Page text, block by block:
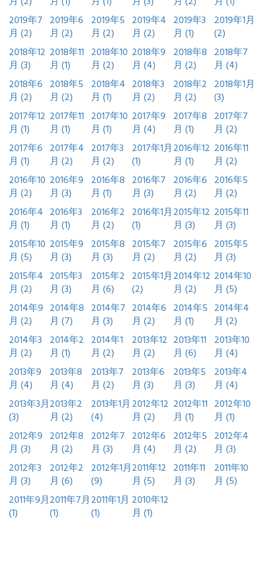
2019年7
月 (2)
2019年6
月 (2)
2019年5
月 (2)
2019年4
月 (2)
2019年3
月 (1)
2019年1月
(2)
2018年12
月 (3)
2018年11
月 (1)
2018年10
月 (2)
2018年9
月 (4)
2018年8
月 (2)
2018年7
月 (4)
2018年6
月 (2)
2018年5
月 (2)
2018年4
月 (1)
2018年3
月 (2)
2018年2
月 (2)
2018年1月
(3)
2017年12
月 (1)
2017年11
月 (1)
2017年10
月 (1)
2017年9
月 (4)
2017年8
月 (1)
2017年7
月 (2)
2017年6
月 (1)
2017年4
月 (2)
2017年3
月 (2)
2017年1月
(1)
2016年12
月 (1)
2016年11
月 (2)
2016年10
月 (2)
2016年9
月 (3)
2016年8
月 (1)
2016年7
月 (3)
2016年6
月 (2)
2016年5
月 (2)
2016年4
月 (1)
2016年3
月 (1)
2016年2
月 (2)
2016年1月
(1)
2015年12
月 (3)
2015年11
月 (3)
2015年10
月 (5)
2015年9
月 (3)
2015年8
月 (3)
2015年7
月 (2)
2015年6
月 (2)
2015年5
月 (3)
2015年4
月 (2)
2015年3
月 (3)
2015年2
月 (6)
2015年1月
(2)
2014年12
月 (2)
2014年10
月 (5)
2014年9
月 (2)
2014年8
月 (7)
2014年7
月 (3)
2014年6
月 (2)
2014年5
月 (1)
2014年4
月 (2)
2014年3
月 (2)
2014年2
月 (1)
2014年1
月 (2)
2013年12
月 (2)
2013年11
月 (6)
2013年10
月 (4)
2013年9
月 (4)
2013年8
月 (4)
2013年7
月 (2)
2013年6
月 (3)
2013年5
月 (3)
2013年4
月 (4)
2013年3月
(3)
2013年2
月 (2)
2013年1月
(4)
2012年12
月 (2)
2012年11
月 (1)
2012年10
月 (1)
2012年9
月 (3)
2012年8
月 (2)
2012年7
月 (3)
2012年6
月 (4)
2012年5
月 (2)
2012年4
月 (3)
2012年3
月 (3)
2012年2
月 (6)
2012年1月
(9)
2011年12
月 (5)
2011年11
月 (3)
2011年10
月 (5)
2011年9月
(1)
2011年7月
(1)
2011年1月
(1)
2010年12
月 (1)